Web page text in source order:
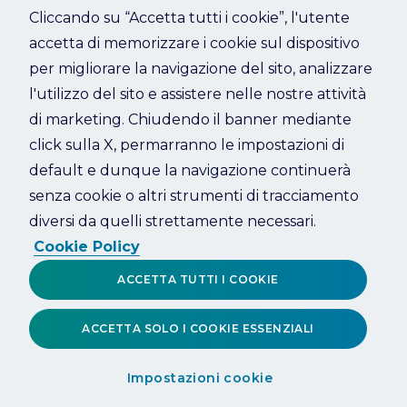
Refresh
Cliccando su “Accetta tutti i cookie”, l'utente
accetta di memorizzare i cookie sul dispositivo
per migliorare la navigazione del sito, analizzare
l'utilizzo del sito e assistere nelle nostre attività
di marketing. Chiudendo il banner mediante
click sulla X, permarranno le impostazioni di
default e dunque la navigazione continuerà
senza cookie o altri strumenti di tracciamento
diversi da quelli strettamente necessari.
Cookie Policy
Impostazioni cookie
ACCETTA SOLO I COOKIE ESSENZIALI
ACCETTA TUTTI I COOKIE